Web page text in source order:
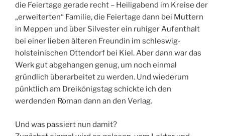
die Feiertage gerade recht – Heiligabend im Kreise der
„erweiterten“ Familie, die Feiertage dann bei Muttern
in Meppen und über Silvester ein ruhiger Aufenthalt
bei einer lieben älteren Freundin im schleswig-
holsteinischen Ottendorf bei Kiel. Aber dann war das
Werk gut abgehangen genug, um noch einmal
gründlich überarbeitet zu werden. Und wiederum
pünktlich am Dreikönigstag schickte ich den
werdenden Roman dann an den Verlag.
Und was passiert nun damit?